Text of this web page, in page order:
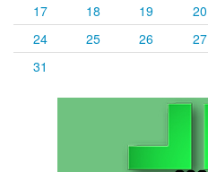
17
18 19 20
24
25 26 27
31